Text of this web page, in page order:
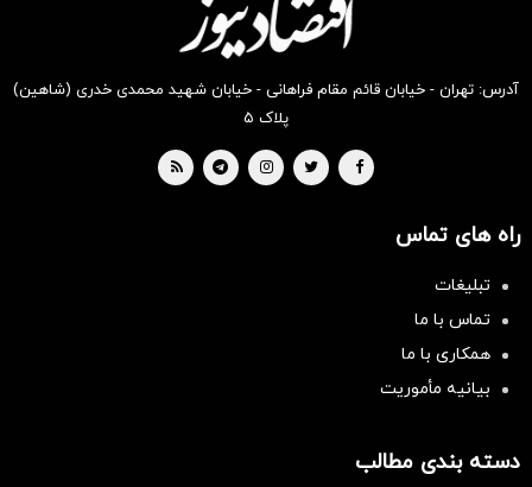
آدرس: تهران - خیابان قائم مقام فراهانی - خیابان شهید محمدی خدری (شاهین)
پلاک ۵
راه های تماس
تبلیغات
تماس با ما
همکاری با ما
بیانیه مأموریت
دسته بندی مطالب